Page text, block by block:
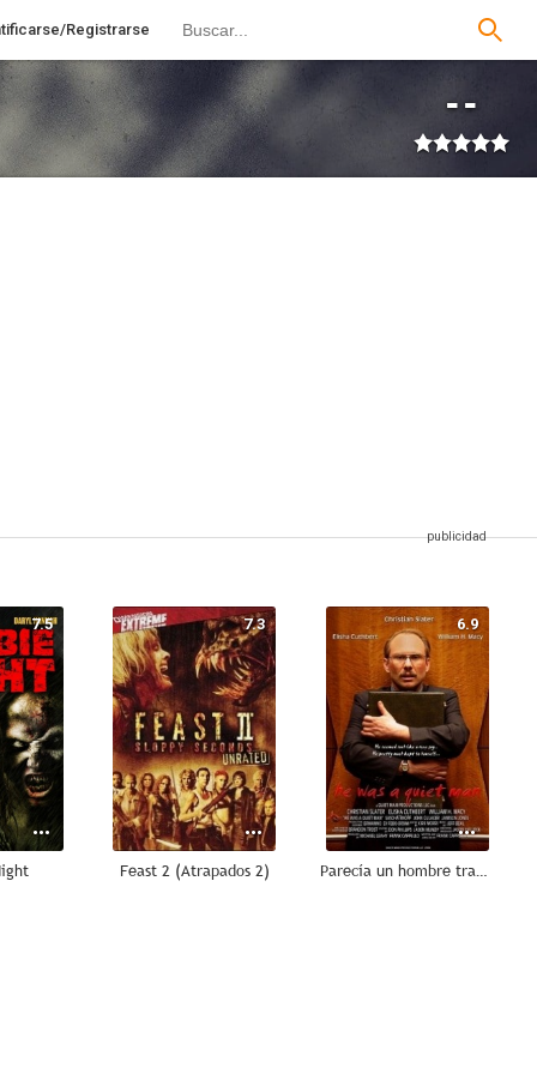
Registrarse
--
7.5 7.3
Feast 2 (Atrapados 2)
6.9
Parecía un hombre tranquilo